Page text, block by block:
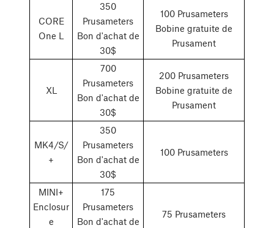
CORE
One L
350
Prusameters
Bon d'achat de
30$
100 Prusameters
Bobine gratuite de
Prusament
XL
700
Prusameters
Bon d'achat de
30$
200 Prusameters
Bobine gratuite de
Prusament
MK4/S/
+
350
Prusameters
Bon d'achat de
30$
100 Prusameters
MINI+
Enclosur
e
175
Prusameters
Bon d'achat de
75 Prusameters